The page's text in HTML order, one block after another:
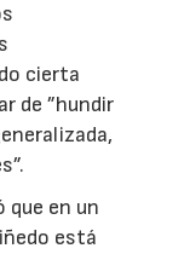
cierta
de ”hundir
que en un
está